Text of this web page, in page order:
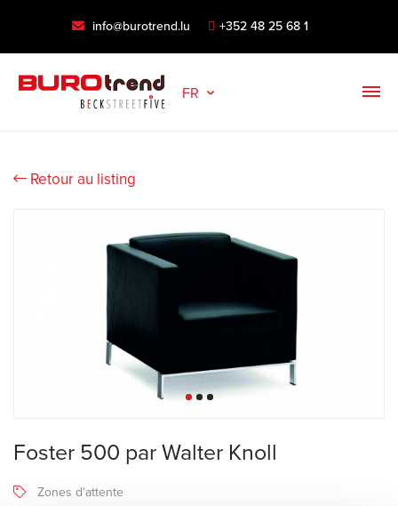
info@burotrend.lu +352 48 25 68 1
FR
Retour au listing
Foster 500 par Walter Knoll
Zones d'attente